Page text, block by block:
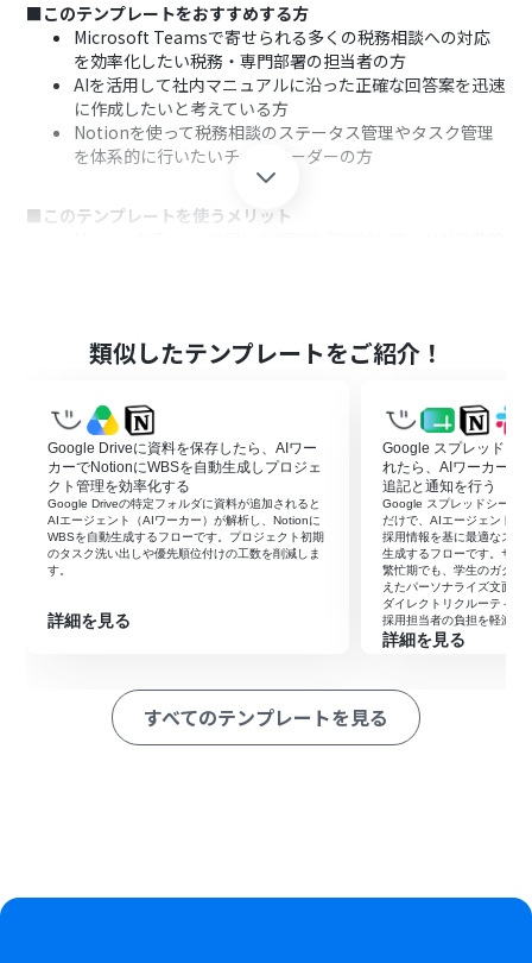
■このテンプレートをおすすめする方
Microsoft Teamsで寄せられる多くの税務相談への対応
を効率化したい税務・専門部署の担当者の方
AIを活用して社内マニュアルに沿った正確な回答案を迅速
に作成したいと考えている方
Notionを使って税務相談のステータス管理やタスク管理
を体系的に行いたいチームリーダーの方
■このテンプレートを使うメリット
す。
■フローボットの流れ
はじめに、Microsoft TeamsとNotionをYoomと連携し
ます。
次に、トリガーとして、Microsoft Teamsの「チャネル
にメッセージが送信されたら」というアクションを設定し
ます。
最後に、AIワーカーで「税務相談への一次回答案を作成す
る」ためのスキルを作成し、Notionでのマニュアル参照
やタスク起票に用いるアクション、Microsoft Teamsでフ
ァイル取得や通知に用いるアクションをそれぞれ使用ツー
※「トリガー」：フロー起動のきっかけとなるアクション、「オ
ペレーション」：トリガー起動後、フロー内で処理を行うアク
（相談者、緊急度、ステータスなど）に合わせてデータ
類似したテンプレートをご紹介！
Google Driveに資料を保存したら、AIワー
カーでNotionにWBSを自動生成しプロジェ
クト管理を効率化する
Google Driveの特定フォルダに資料が追加されると
AIエージェント（AIワーカー）が解析し、Notionに
WBSを自動生成するフローです。プロジェクト初期
のタスク洗い出しや優先順位付けの工数を削減しま
す。
詳細を見る
Google スプレッドシ
れたら、AIワーカーで
追記と通知を行う
Google スプレッドシート
だけで、AIエージェント（
採用情報を基に最適なスカ
生成するフローです。サマ
繁忙期でも、学生のガクチ
えたパーソナライズ文面を
ダイレクトリクルーティン
採用担当者の負担を軽減し
詳細を見る
すべてのテンプレートを見る